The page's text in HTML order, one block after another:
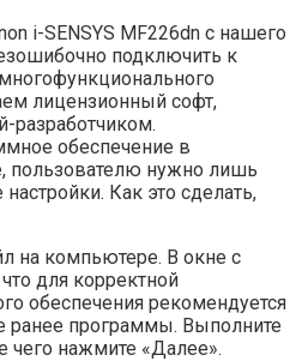
i-SENSYS MF226dn с нашего
подключить к
лицензионный софт,
обеспечение в
пользователю нужно лишь
Как это сделать,
на компьютере. В окне с
для корректной
обеспечения рекомендуется
ранее программы. Выполните
чего нажмите «Далее».